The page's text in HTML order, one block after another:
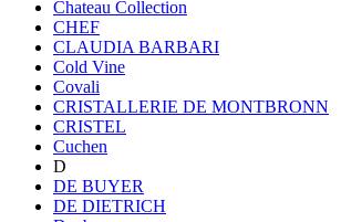
Chateau Collection
CHEF
CLAUDIA BARBARI
Cold Vine
Covali
CRISTALLERIE DE MONTBRONN
CRISTEL
Cuchen
D
DE BUYER
DE DIETRICH